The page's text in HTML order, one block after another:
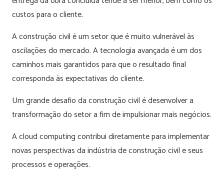
custos para o cliente.
A construção civil é um setor que é muito vulnerável às
oscilações do mercado. A tecnologia avançada é um dos
caminhos mais garantidos para que o resultado final
corresponda às expectativas do cliente.
Um grande desafio da construção civil é desenvolver a
transformação do setor a fim de impulsionar mais negócios.
A cloud computing contribui diretamente para implementar
novas perspectivas da indústria de construção civil e seus
processos e operações.